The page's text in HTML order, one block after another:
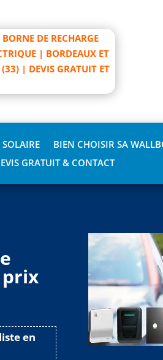
DE RECHARGE
| BORDEAUX ET
| DEVIS GRATUIT ET
BIEN CHOISIR SA
GRATUIT & CONTACT
en